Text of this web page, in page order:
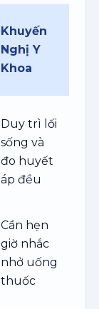
Khuyến
Nghị Y
Khoa
Duy trì lối
sống và
đo huyết
áp đều
Cần hẹn
giờ nhắc
nhở uống
thuốc